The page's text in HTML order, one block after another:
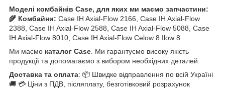
Моделі комбайнів Case, для яких ми маємо запчастини:
🌾 Комбайни: Case IH Axial-Flow 2166, Case IH Axial-Flow
2388, Case IH Axial-Flow 2588, Case IH Axial-Flow 5088, Case
IH Axial-Flow 8010, Case IH Axial-Flow Celow 8 Ilow 8
Ми маємо каталог Case . Ми гарантуємо високу якість
продукції та допомагаємо з вибором необхідних деталей.
Доставка та оплата: 📦 Швидке відправлення по всій Україні
🚚 💳 Ціни з ПДВ, післяплату, безготівковий розрахунок